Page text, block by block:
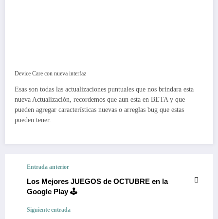
Device Care con nueva interfaz
Esas son todas las actualizaciones puntuales que nos brindara esta
nueva Actualización, recordemos que aun esta en BETA y que
pueden agregar características nuevas o arreglas bug que estas
pueden tener.
Entrada anterior
Los Mejores JUEGOS de OCTUBRE en la
Google Play 🕹️
Siguiente entrada